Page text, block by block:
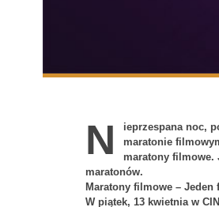
N
ieprzespana noc,
maratonie
maratony filmowe.
maratonów.
Maratony filmowe – Jeden
W piątek, 13 kwietnia w